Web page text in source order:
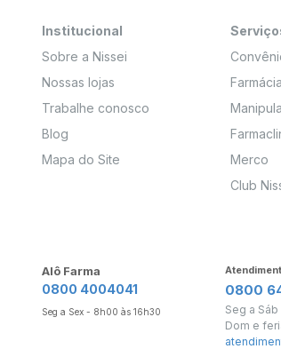
Institucional
Sobre a Nissei
Nossas lojas
Trabalhe conosco
Blog
Mapa do Site
Merco
Club
Alô Farma
0800 4004041
Seg a Sex - 8h00 às 16h30
0800
Seg a
Dom e